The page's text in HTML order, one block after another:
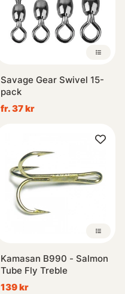
Savage Gear Swivel 15-
pack
fr. 37 kr
Kamasan B990 - Salmon
Tube Fly Treble
139 kr